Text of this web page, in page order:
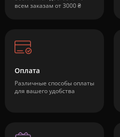
всем заказам от 3000 ₴
Оплата
Различные способы оплаты
для вашего удобства